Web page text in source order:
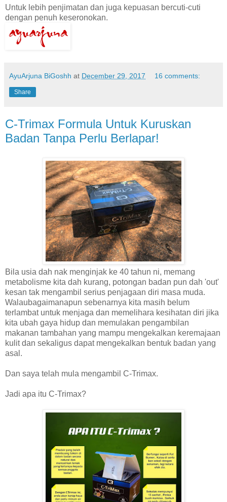
Untuk lebih penjimatan dan juga kepuasan bercuti-cuti
dengan penuh keseronokan.
AyuArjuna BiGoshh at December 29, 2017 16 comments:
Share
C-Trimax Formula Untuk Kuruskan
Badan Tanpa Perlu Berlapar!
Bila usia dah nak menginjak ke 40 tahun ni, memang
metabolisme kita dah kurang, potongan badan pun dah 'out'
kesan tak mengambil serius penjagaan diri masa muda.
Walaubagaimanapun sebenarnya kita masih belum
terlambat untuk menjaga dan memelihara kesihatan diri jika
kita ubah gaya hidup dan memulakan pengambilan
makanan tambahan yang mampu mengekalkan keremajaan
kulit dan sekaligus dapat mengekalkan bentuk badan yang
asal.
Dan saya telah mula mengambil C-Trimax.
Jadi apa itu C-Trimax?